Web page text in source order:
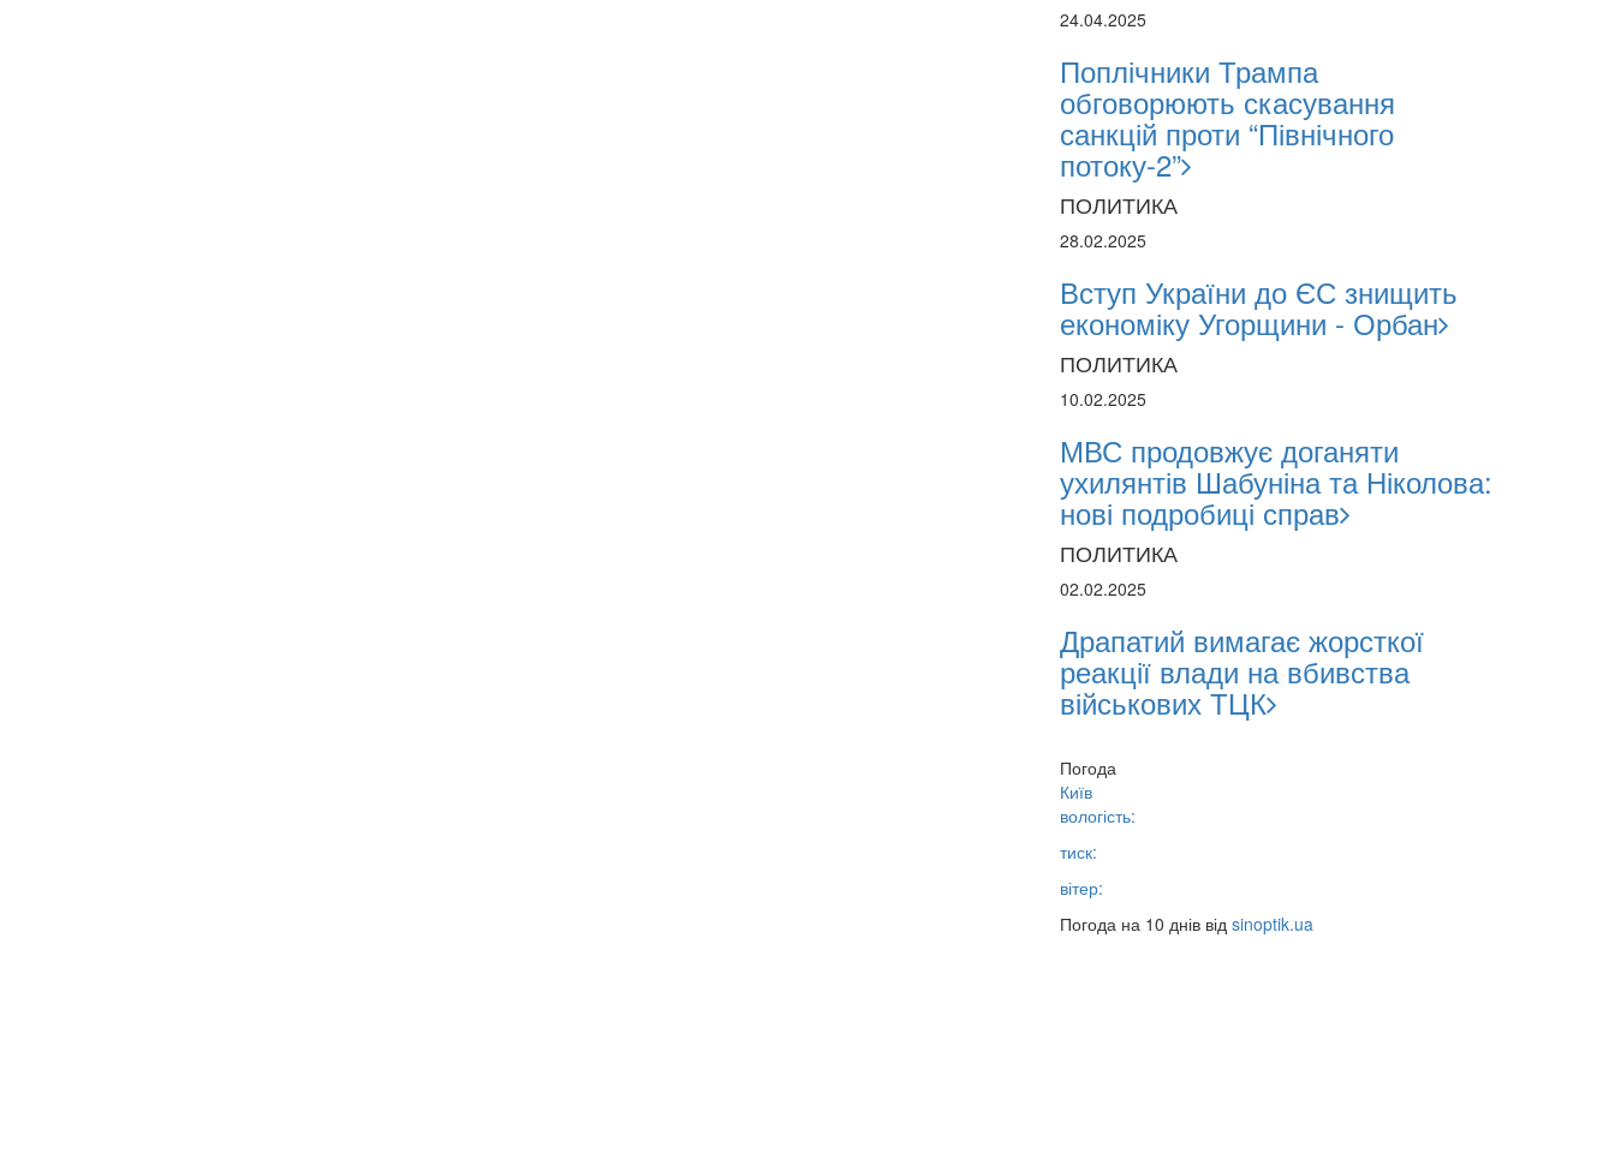
24.04.2025
Поплічники Трампа
обговорюють скасування
санкцій проти “Північного
потоку-2”
ПОЛИТИКА
28.02.2025
Вступ України до ЄС знищить
економіку Угорщини - Орбан
ПОЛИТИКА
10.02.2025
МВС продовжує доганяти
ухилянтів Шабуніна та Ніколова:
нові подробиці справ
ПОЛИТИКА
02.02.2025
Драпатий вимагає жорсткої
реакції влади на вбивства
військових ТЦК
Погода
Київ
вологість:
тиск:
вітер:
Погода на 10 днів від sinoptik.ua